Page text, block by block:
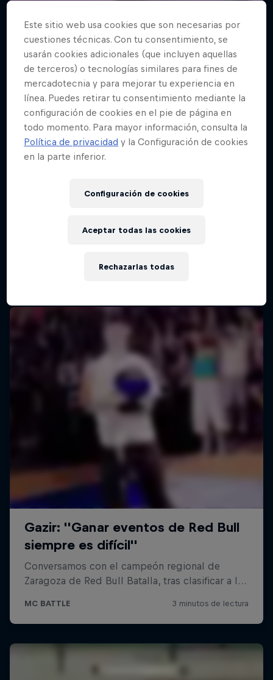
Este sitio web usa cookies que son necesarias por
cuestiones técnicas. Con tu consentimiento, se
usarán cookies adicionales (que incluyen aquellas
de terceros) o tecnologías similares para fines de
mercadotecnia y para mejorar tu experiencia en
línea. Puedes retirar tu consentimiento mediante la
configuración de cookies en el pie de página en
todo momento. Para mayor información, consulta la
Política de privacidad y la Configuración de cookies
en la parte inferior.
Configuración de cookies
Rechazarlas todas
Aceptar todas las cookies